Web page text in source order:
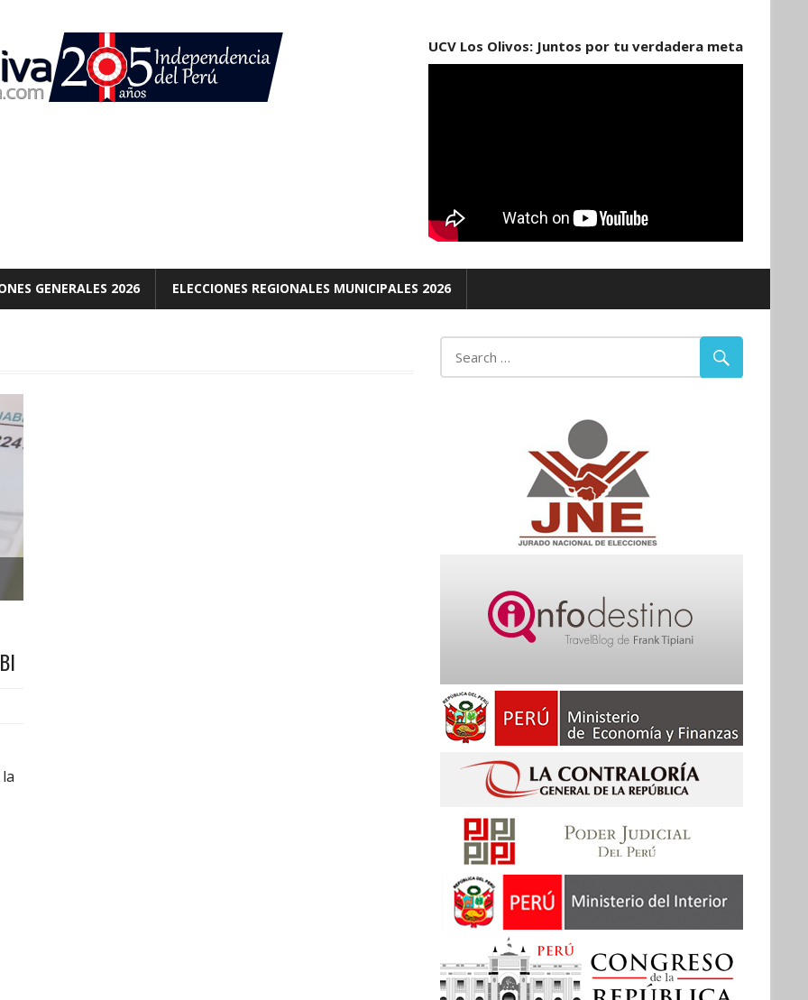
UCV Los Olivos: Juntos por tu verdadera meta
GENERALES 2026 ELECCIONES REGIONALES MUNICIPALES 2026